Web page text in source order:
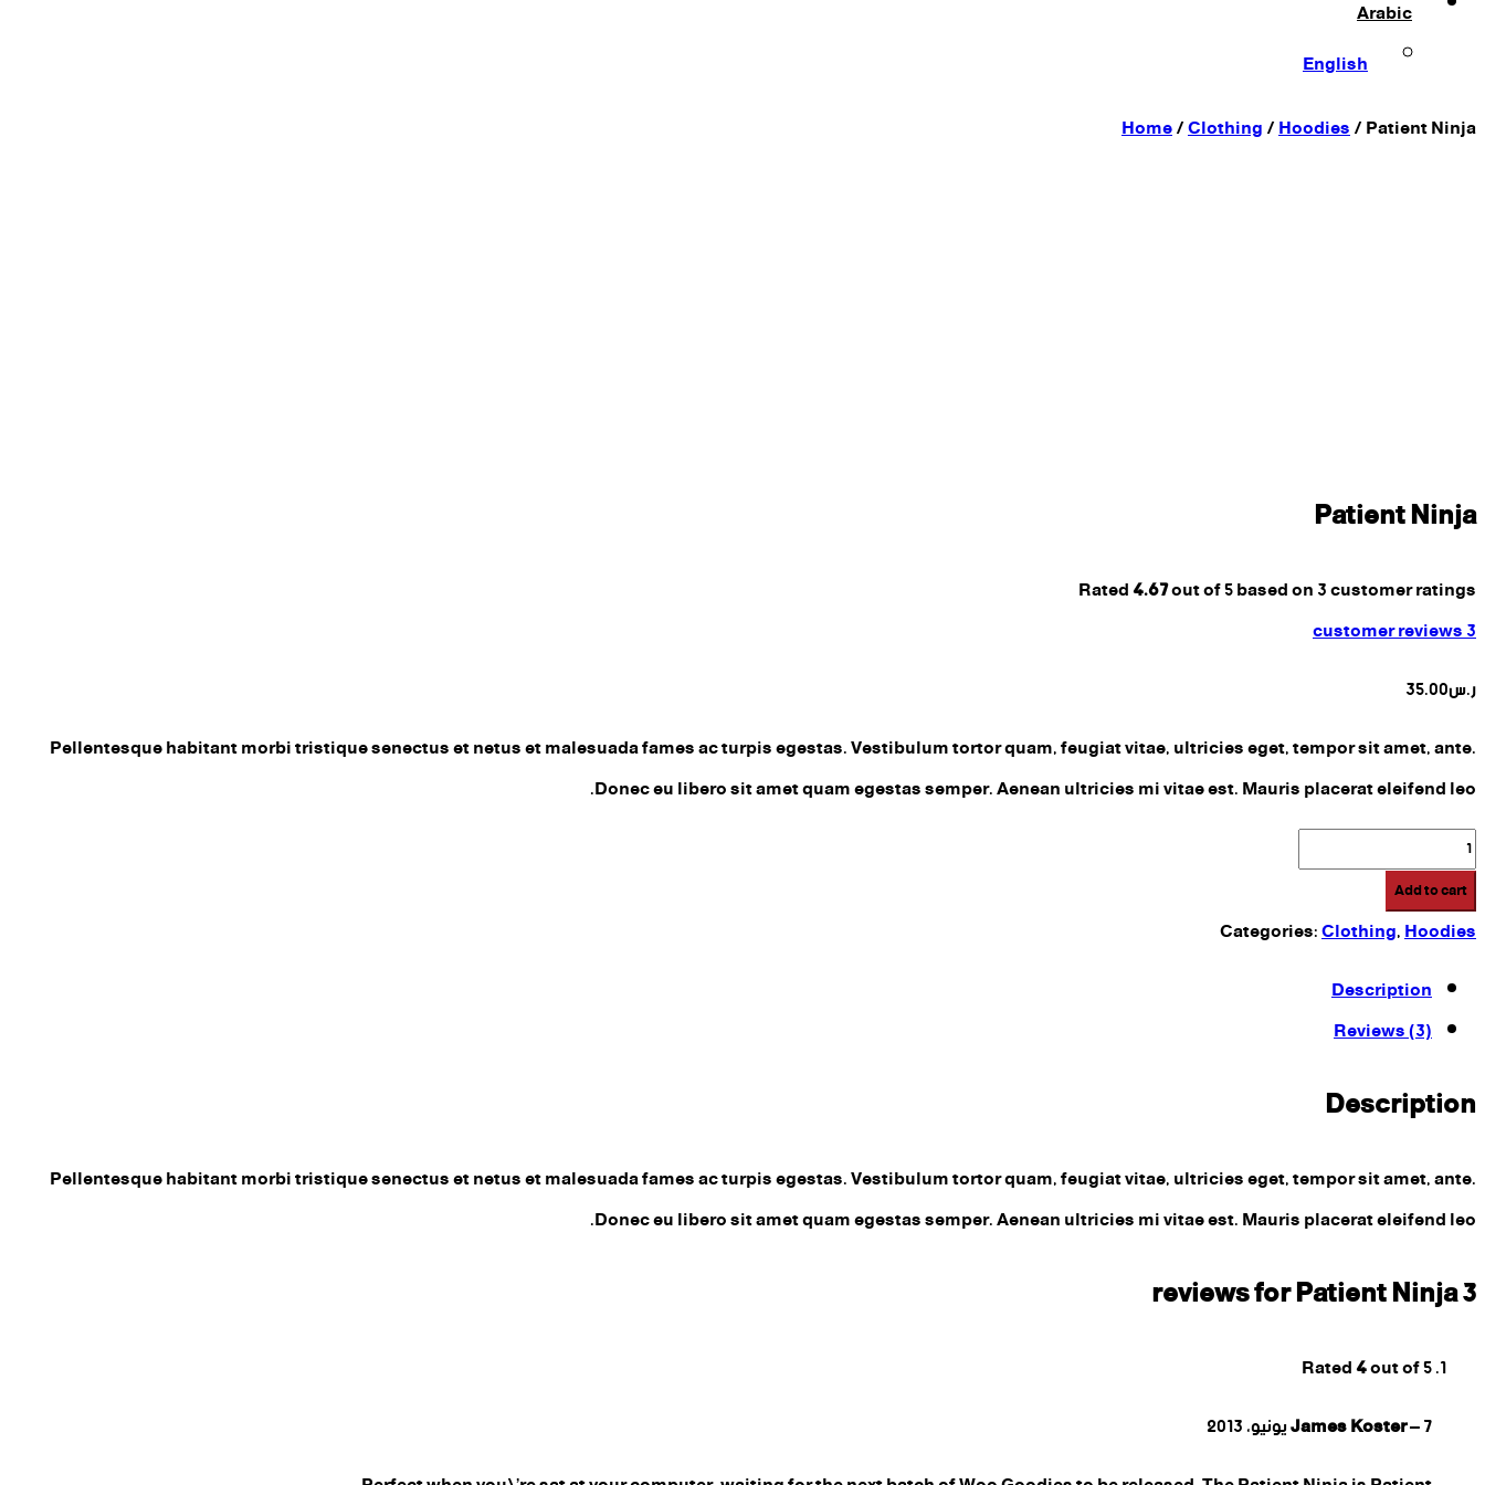
Arabic
English
Home/Clothing/Hoodies/Patient Ninja
Patient Ninja
Rated4.67out of 5 based on3customer ratings
3
customer reviews
ر.س35.00
Pellentesque habitant morbi tristique senectus et netus et malesuada fames ac turpis egestas. Vestibulum tortor quam, feugiat vitae, ultricies eget, tempor sit amet, ante.
Donec eu libero sit amet quam egestas semper. Aenean ultricies mi vitae est. Mauris placerat eleifend leo.
Patient
Ninja
quantity
Add to cart
Categories:Clothing,Hoodies
Description
Reviews (3)
Description
Pellentesque habitant morbi tristique senectus et netus et malesuada fames ac turpis egestas. Vestibulum tortor quam, feugiat vitae, ultricies eget, tempor sit amet, ante.
Donec eu libero sit amet quam egestas semper. Aenean ultricies mi vitae est. Mauris placerat eleifend leo.
3 reviews for
Patient Ninja
Rated4out of 5
James Koster–7 يونيو، 2013